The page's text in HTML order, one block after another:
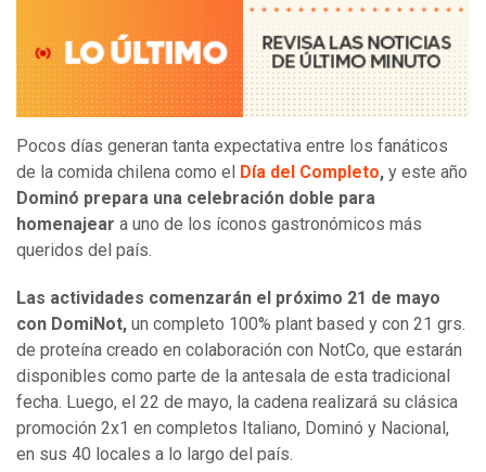
Pocos días generan tanta expectativa entre los fanáticos
de la comida chilena como el
Día del Completo, y este año
Dominó prepara una celebración doble para
homenajear a uno de los íconos gastronómicos más
queridos del país.
Las actividades comenzarán el próximo 21 de mayo
con DomiNot, un completo 100% plant based y con 21 grs.
de proteína creado en colaboración con NotCo, que estarán
disponibles como parte de la antesala de esta tradicional
fecha. Luego, el 22 de mayo, la cadena realizará su clásica
promoción 2x1 en completos Italiano, Dominó y Nacional,
en sus 40 locales a lo largo del país.